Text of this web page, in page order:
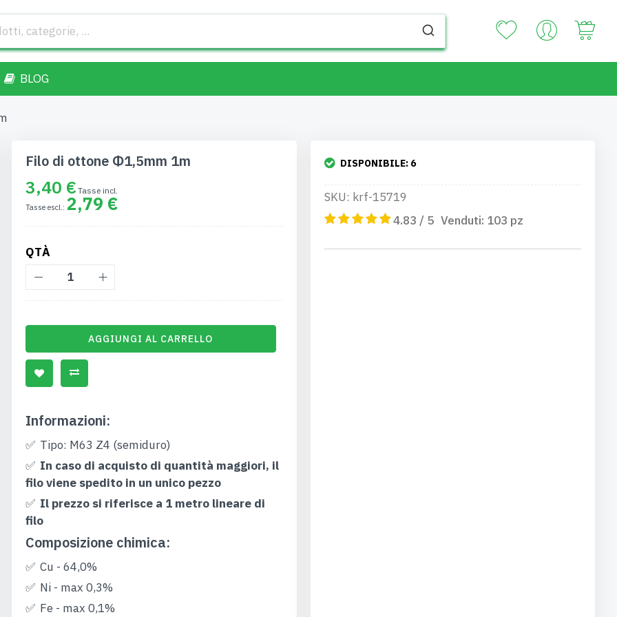
BLOG
Filo di ottone Φ1,5mm 1m
3,40 €
2,79 €
QTÀ
AGGIUNGI AL CARRELLO
Informazioni:
Tipo: M63 Z4 (semiduro)
In caso di acquisto di quantità maggiori, il
filo viene spedito in un unico pezzo
Il prezzo si riferisce a 1 metro lineare di
filo
Composizione chimica:
Cu - 64,0%
Ni - max 0,3%
Fe - max 0,1%
DISPONIBILE: 6
SKU: krf-15719
4.83 / 5 Venduti: 103 pz